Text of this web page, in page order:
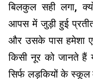
बिलकुल सही लगा,
आपस में जुड़ी हुई
और उसके पास हमेशा
किसी नूर को जानते
सिर्फ लड़कियों के